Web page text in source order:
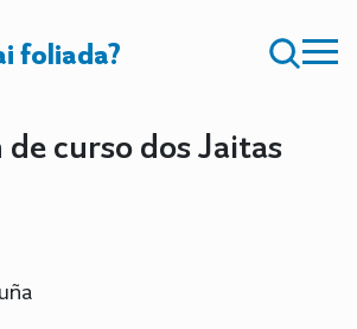
foliada?
curso dos Jaitas